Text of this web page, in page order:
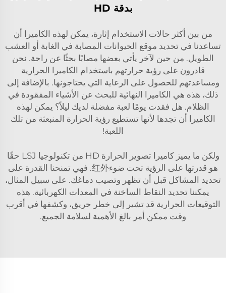
بدقة HD
من بين أكثر حالات الاستخدام إثارة، يمكن لهذه الكاميرا أن
تساعدنا في تحديد موقع الحيوانات المصابة في الغابة أو العشب
الطويل. من حين لآخر يأتي بعضها مصابًا بحثًا عن راحة. نحن
قادرون على رؤية حرارتهم باستخدام الكاميرا الحرارية
ومساعدتهم للحصول على الرعاية التي يحتاجونها. بالإضافة إلى
ذلك، هذه هي الكاميرا النهائية للبحث عن الأشياء المفقودة في
الظلام. هل فقدت يومًا لعبة مفضلة لديك ليلاً؟ يمكن لهذه
الكاميرا أن تجدها لأنها تستطيع رؤية الحرارة المنبعثة من تلك
اللعبة!
ولكن ما يميز كاميرا تصوير الحرارة HD من تكنولوجيا LSJ حقًا
هو قدرتها على الرؤية تحت ضوء红外. فهي تمنحنا القدرة على
تحديد المشاكل قبل أن تظهر وتصيب دماغك. على سبيل المثال،
يمكننا تحديد النقاط الساخنة في المعدات الكهربائية. هذه
التوقيعات الحرارية قد تشير إلى خطر حريق، وكشفها في أقرب
وقت ممكن أمر بالغ الأهمية لسلامة الجميع.